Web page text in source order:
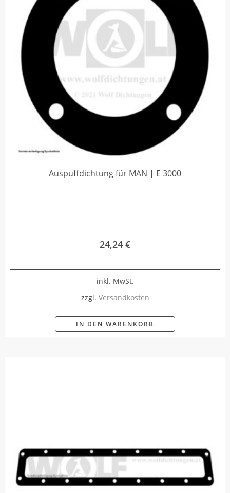
Auspuffdichtung für MAN | E 3000
24,24 €
inkl. MwSt.
zzgl. Versandkosten
IN DEN WARENKORB